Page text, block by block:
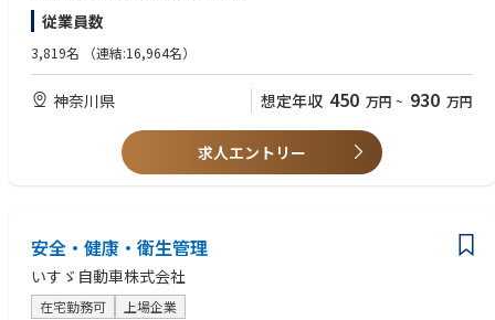
高い技術力で同業界を生き残ってきたスタンレー電気社にとっても転換期
です。今後の展開に向けて、重要な役割を担っているポジションです。
■本社人事部には教育研修チームが別にあり、本課における教育は「技術
【担当する業務（概要）】
自動車用ランプ技術者の育成に向けた教育の企画・推進・運営を担当いた
■新入社員技術者への教育
■作図時間の短縮に向けた業務改善のヒアリング、AI活用の検討・実行
■設計プロセス全体の最適化（工数削減・標準化の推進）
■グローバル展開（来年度実行予定）を見据えた成果の創出 等
【歓迎スキル】
■3D-CADの実務経験
■リーダー等、指導や育成経験
【求める人物像】
■協調性があり明るく前向きな姿勢の方
■主体的に行動ができ、自身の考えを周囲に伝える事ができる方
従業員数
3,819名 （連結:16,964名）
神奈川県 想定年収 450 万円 ~ 930 万円
求人エントリー
安全・健康・衛生管理
いすゞ自動車株式会社
在宅勤務可 上場企業